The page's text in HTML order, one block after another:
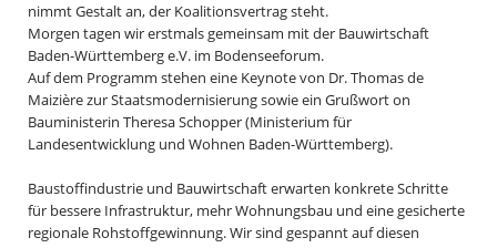
nimmt Gestalt an, der Koalitionsvertrag steht.
Morgen tagen wir erstmals gemeinsam mit der Bauwirtschaft
Baden-Württemberg e.V. im Bodenseeforum.
Auf dem Programm stehen eine Keynote von Dr. Thomas de
Maizière zur Staatsmodernisierung sowie ein Grußwort on
Bauministerin Theresa Schopper (Ministerium für
Landesentwicklung und Wohnen Baden-Württemberg).
Baustoffindustrie und Bauwirtschaft erwarten konkrete Schritte
für bessere Infrastruktur, mehr Wohnungsbau und eine gesicherte
regionale Rohstoffgewinnung. Wir sind gespannt auf diesen